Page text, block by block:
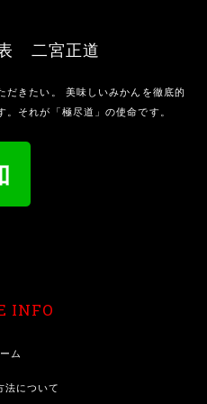
二宮正道
だきたい。 美味しいみかんを徹底的
それが「極尽道」の使命です。
INFO
ム
法について